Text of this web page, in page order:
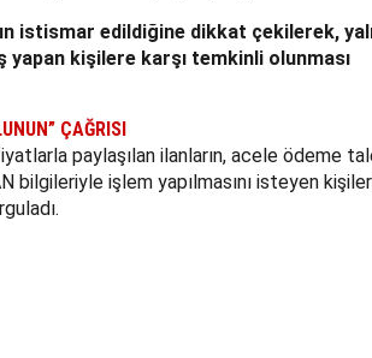
istismar edildiğine dikkat çekilerek,
yapan kişilere karşı temkinli olunması
ÇAĞRISI
paylaşılan ilanların, acele ödeme
bilgileriyle işlem yapılmasını isteyen